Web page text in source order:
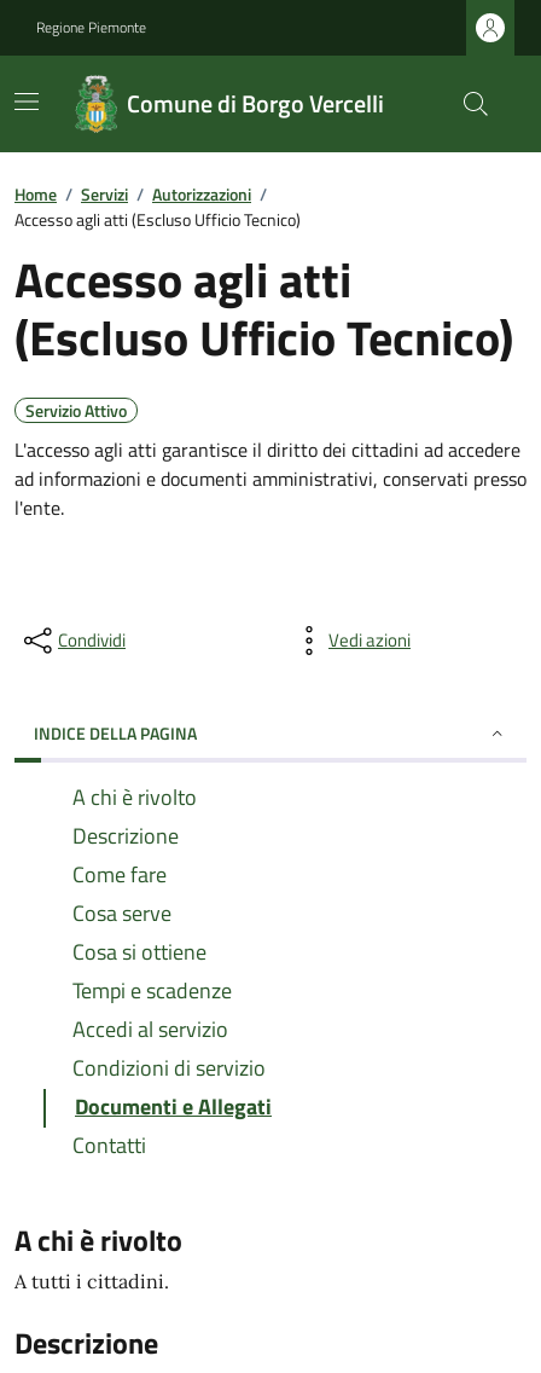
Regione Piemonte
Comune di Borgo Vercelli
Home / Servizi / Autorizzazioni /
Accesso agli atti (Escluso Ufficio Tecnico)
Accesso agli atti
(Escluso Ufficio Tecnico)
Servizio Attivo
L'accesso agli atti garantisce il diritto dei cittadini ad accedere
ad informazioni e documenti amministrativi, conservati presso
l'ente.
Condividi Vedi azioni
INDICE DELLA PAGINA
A chi è rivolto
Descrizione
Come fare
Cosa serve
Cosa si ottiene
Tempi e scadenze
Accedi al servizio
Condizioni di servizio
Documenti e Allegati
Contatti
A chi è rivolto
A tutti i cittadini.
Descrizione